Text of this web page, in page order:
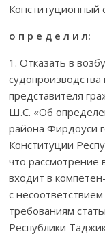
Консти­ту­ционный
о п р е д е л и л:
1. Отказать в
представителя
Ш.С. «Об
района Фирдоуси
Конституции
что рассмотрение
входит в
с
требованиям
Республики